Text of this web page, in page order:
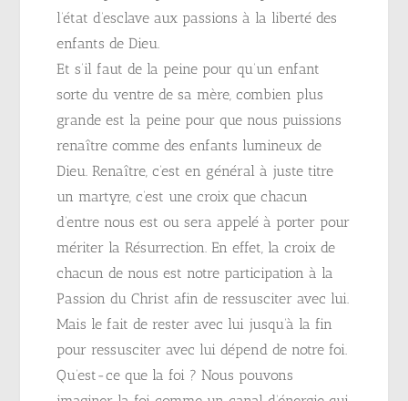
l’état d’esclave aux passions à la liberté des
enfants de Dieu.
Et s’il faut de la peine pour qu’un enfant
sorte du ventre de sa mère, combien plus
grande est la peine pour que nous puissions
renaître comme des enfants lumineux de
Dieu. Renaître, c’est en général à juste titre
un martyre, c’est une croix que chacun
d’entre nous est ou sera appelé à porter pour
mériter la Résurrection. En effet, la croix de
chacun de nous est notre participation à la
Passion du Christ afin de ressusciter avec lui.
Mais le fait de rester avec lui jusqu’à la fin
pour ressusciter avec lui dépend de notre foi.
Qu’est-ce que la foi ? Nous pouvons